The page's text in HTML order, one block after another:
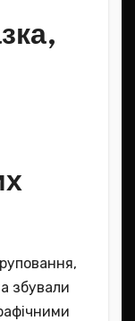
збували